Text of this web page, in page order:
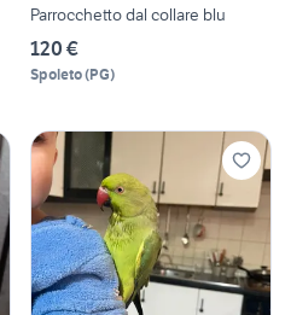
Parrocchetto dal collare blu
120 €
Spoleto(PG)